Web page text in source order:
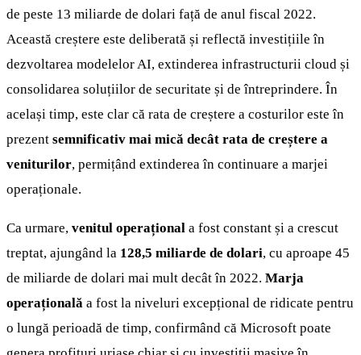
de peste 13 miliarde de dolari față de anul fiscal 2022.
Această creștere este deliberată și reflectă investițiile în
dezvoltarea modelelor AI, extinderea infrastructurii cloud și
consolidarea soluțiilor de securitate și de întreprindere. În
același timp, este clar că rata de creștere a costurilor este în
prezent semnificativ mai mică decât rata de creștere a
veniturilor, permițând extinderea în continuare a marjei
operaționale.
Ca urmare, venitul operațional a fost constant și a crescut
treptat, ajungând la 128,5 miliarde de dolari, cu aproape 45
de miliarde de dolari mai mult decât în 2022. Marja
operațională a fost la niveluri excepțional de ridicate pentru
o lungă perioadă de timp, confirmând că Microsoft poate